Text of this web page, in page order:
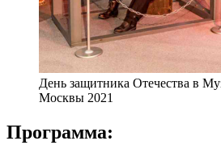
День защитника Отечества в
Москвы 2021
Программа: